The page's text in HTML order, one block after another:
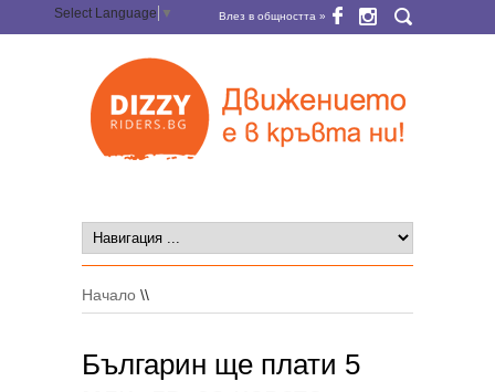
Select Language ▼ Влез в общността »
Начало \\
Българин ще плати 5